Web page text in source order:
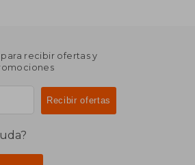
recibir ofertas y